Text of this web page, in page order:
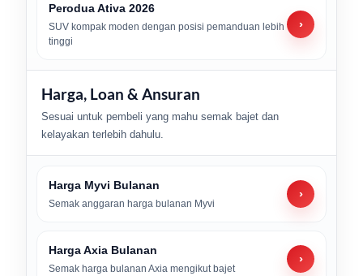
Perodua Ativa 2026
SUV kompak moden dengan posisi pemanduan lebih
tinggi
›
Harga, Loan & Ansuran
Sesuai untuk pembeli yang mahu semak bajet dan
kelayakan terlebih dahulu.
Harga Myvi Bulanan
Semak anggaran harga bulanan Myvi
›
Harga Axia Bulanan
Semak harga bulanan Axia mengikut bajet
›